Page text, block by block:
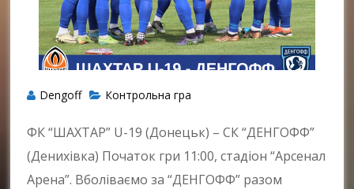
Dengoff Контрольна гра
ФК “ШАХТАР” U-19 (Донецьк) – СК “ДЕНГОФФ”
(Денихівка) Початок гри 11:00, стадіон “Арсенал
Арена”. Вболіваємо за “ДЕНГОФФ” разом